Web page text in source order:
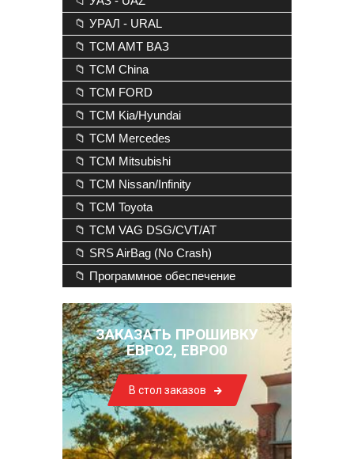
📁 УРАЛ - URAL
📁 TCM AMT ВАЗ
📁 TCM China
📁 TCM FORD
📁 TCM Kia/Hyundai
📁 TCM Mercedes
📁 TCM Mitsubishi
📁 TCM Nissan/Infinity
📁 TCM Toyota
📁 TCM VAG DSG/CVT/AT
📁 SRS AirBag (No Crash)
📁 Программное обеспечение
ЗАКАЗАТЬ ПРОШИВКУ
ЕВРО2, ЕВРО0
В стол заказов